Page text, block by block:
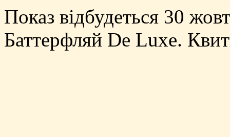
Показ відбудеться 30
Баттерфляй De Luxe.